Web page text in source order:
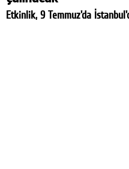
Etkinlik, 9 Temmuz'da